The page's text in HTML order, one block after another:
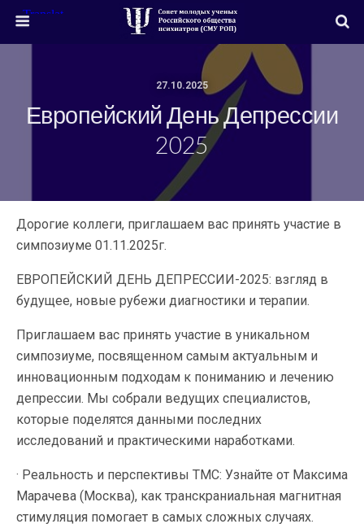
27.10.2025
Европейский День Депрессии
2025
Дорогие коллеги, приглашаем вас принять участие в
симпозиуме 01.11.2025г.
ЕВРОПЕЙСКИЙ ДЕНЬ ДЕПРЕССИИ-2025: взгляд в
будущее, новые рубежи диагностики и терапии.
Приглашаем вас принять участие в уникальном
симпозиуме, посвященном самым актуальным и
инновационным подходам к пониманию и лечению
депрессии. Мы собрали ведущих специалистов,
которые поделятся данными последних
исследований и практическими наработками.
· Реальность и перспективы ТМС: Узнайте от Максима
Марачева (Москва), как транскраниальная магнитная
стимуляция помогает в самых сложных случаях.